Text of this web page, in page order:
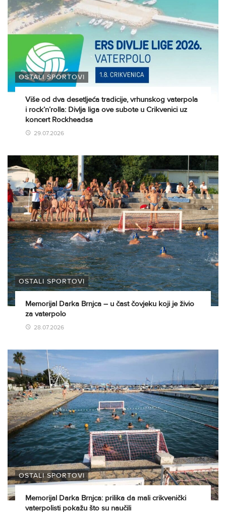
OSTALI SPORTOVI
Više od dva desetljeća tradicije, vrhunskog vaterpola
i rock’n’rolla: Divlja liga ove subote u Crikvenici uz
koncert Rockheadsa
29.07.2026
OSTALI SPORTOVI
Memorijal Darka Brnjca – u čast čovjeku koji je živio
za vaterpolo
28.07.2026
OSTALI SPORTOVI
Memorijal Darka Brnjca: prilika da mali crikvenički
vaterpolisti pokažu što su naučili